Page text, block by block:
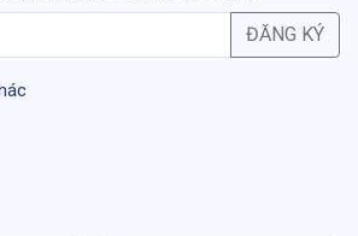
ĐĂNG KÝ